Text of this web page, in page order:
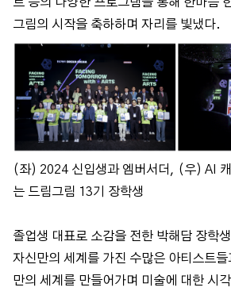
그림의 시작을 축하하며 자리를 빛냈다.
(좌) 2024 신입생과 엠버서더, (우) AI
는 드림그림 13기 장학생
졸업생 대표로 소감을 전한 박해담 장학
자신만의 세계를 가진 수많은 아티스트들
만의 세계를 만들어가며 미술에 대한 시